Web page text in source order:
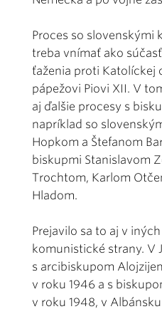
Proces so slovenskými
treba vnímať ako
ťaženia proti Katolíckej
pápežovi Piovi XII. V
aj ďalšie procesy s
napríklad so
Hopkom a Štefanom
biskupmi Stanislavom
Trochtom, Karlom
Hladom.
Prejavilo sa to aj v
komunistické strany. V
s arcibiskupom
v roku 1946 a s
v roku 1948, v